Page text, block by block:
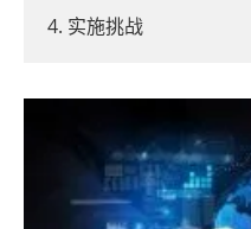
4. 实施挑战